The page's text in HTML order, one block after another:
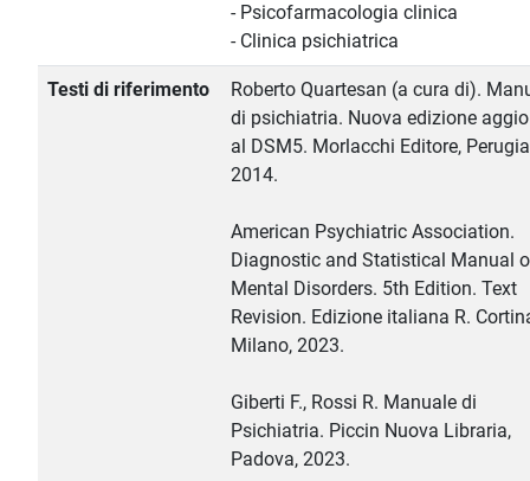
- Psicofarmacologia clinica
- Clinica psichiatrica
Testi di riferimento
Roberto Quartesan (a cura di).
di psichiatria. Nuova edizione
al DSM5. Morlacchi Editore,
2014.
American Psychiatric Association.
Diagnostic and Statistical Manual
Mental Disorders. 5th Edition. Text
Revision. Edizione italiana R.
Milano, 2023.
Giberti F., Rossi R. Manuale di
Psichiatria. Piccin Nuova Libraria,
Padova, 2023.